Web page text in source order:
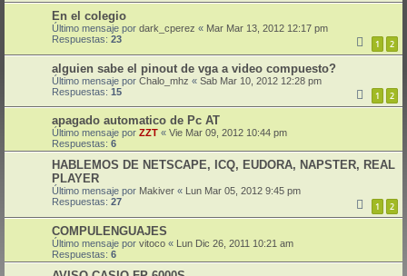
En el colegio
Último mensaje por dark_cperez « Mar Mar 13, 2012 12:17 pm
Respuestas: 23 1 2
alguien sabe el pinout de vga a video compuesto?
Último mensaje por Chalo_mhz « Sab Mar 10, 2012 12:28 pm
Respuestas: 15 1 2
apagado automatico de Pc AT
Último mensaje por ZZT « Vie Mar 09, 2012 10:44 pm
Respuestas: 6
HABLEMOS DE NETSCAPE, ICQ, EUDORA, NAPSTER, REAL
PLAYER
Último mensaje por Makiver « Lun Mar 05, 2012 9:45 pm
Respuestas: 27 1 2
COMPULENGUAJES
Último mensaje por vitoco « Lun Dic 26, 2011 10:21 am
Respuestas: 6